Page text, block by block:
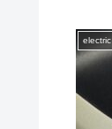
electric